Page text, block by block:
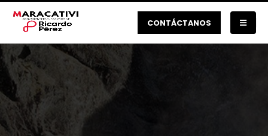
CONTÁCTANOS